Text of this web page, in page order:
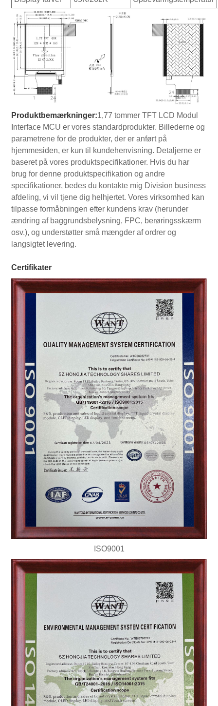
Produktbemærkninger:1,77 tommer TFT LCD Modul
Interface MCU er vores standardprodukter. Billederne og
parametrene for de produkter, der er anført på
hjemmesiden, er kun til kundehenvisning. Detaljerne er
baseret på vores produktspecifikationer. Hvis du har
brug for denne produktspecifikation og andre
specifikationer, bedes du kontakte mig Division business
afdeling, vi vil tjene dig helhjertet. Vores virksomhed kan
tilpasse formåbningen efter kundens krav (herunder
ændring af baggrundsbelysning, FPC, berøringsskærm
osv.), og understøtter små mængder af ordrer og
langsigtet levering.
Certifikater
ISO9001